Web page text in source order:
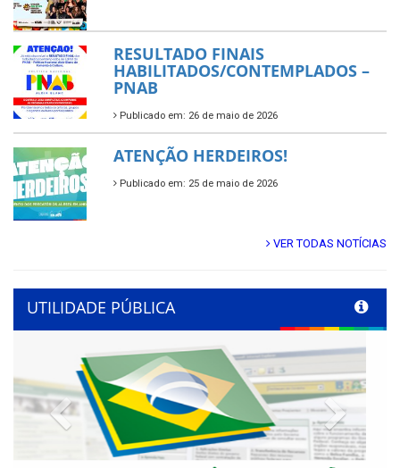
RESULTADO FINAIS
HABILITADOS/CONTEMPLADOS –
PNAB
Publicado em: 26 de maio de 2026
ATENÇÃO HERDEIROS!
Publicado em: 25 de maio de 2026
VER TODAS NOTÍCIAS
UTILIDADE PÚBLICA
Previous